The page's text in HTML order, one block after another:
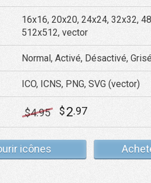
16x16, 20x20, 24x24, 32x32,
512x512, vector
Normal, Activé, Désactivé,
ICO, ICNS, PNG, SVG (vector)
$4.95 $2.97
icônes